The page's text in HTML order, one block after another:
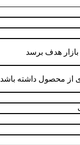
بازار هدف برسد
از محصول داشته باشد